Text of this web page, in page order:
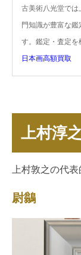
古美術八光堂で
門知識が豊富な
す。鑑定・査定を
日本画高額買取
上村淳
上村敦之の代
尉鶲